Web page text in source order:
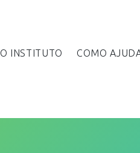
O INSTITUTO COMO